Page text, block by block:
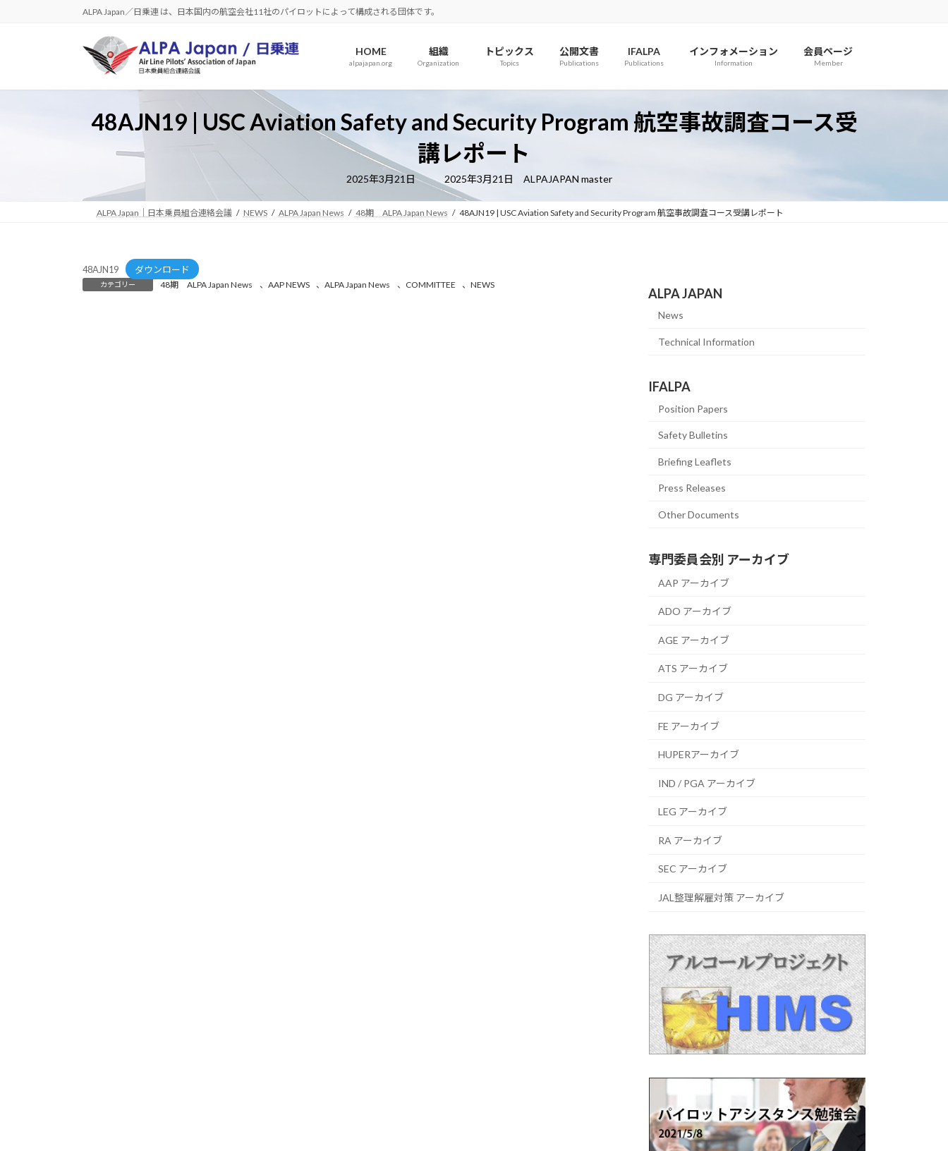
へ
ョ
ALPA Japan／日乗連 は、日本国内の航空会社11社のパイロットによって構成される団体です。
HOME
alpajapan.org
組織
Organization
トピックス
Topics
公開文書
Publications
IFALPA
Publications
インフォメーション
Information
会員ページ
Member
48AJN19 | USC Aviation Safety and Security Program 航空事故調査コース受
講レポート
2025年3月21日
最
終
更
日
2025年3月21日 ALPAJAPAN master
ALPA Japan｜日本乗員組合連絡会議 NEWS ALPA Japan News 48期 ALPA Japan News 48AJN19 | USC Aviation Safety and Security Program 航空事故調査コース受講レポート
48AJN19 ダウンロード
カテゴリー 48期 ALPA Japan News 、 AAP NEWS 、ALPA Japan News 、 COMMITTEE 、NEWS
ALPA JAPAN
News
Technical Information
IFALPA
Position Papers
Safety Bulletins
Briefing Leaflets
Press Releases
Other Documents
専門委員会別 アーカイブ
AAP アーカイブ
ADO アーカイブ
AGE アーカイブ
ATS アーカイブ
DG アーカイブ
FE アーカイブ
HUPERアーカイブ
IND / PGA アーカイブ
LEG アーカイブ
RA アーカイブ
SEC アーカイブ
JAL整理解雇対策 アーカイブ